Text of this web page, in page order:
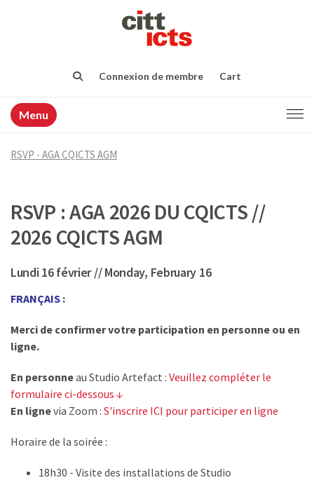
Connexion de membre Cart
Menu
RSVP - AGA CQICTS AGM
RSVP : AGA 2026 DU CQICTS //
2026 CQICTS AGM
Lundi 16 février // Monday, February 16
FRANÇAIS :
Merci de confirmer votre participation en personne ou en
ligne.
En personneau Studio Artefact : Veuillez compléter le
formulaire ci-dessous ↓
En lignevia Zoom : S'inscrire ICI pour participer en ligne
Horaire de la soirée :
18h30 - Visite des installations de Studio